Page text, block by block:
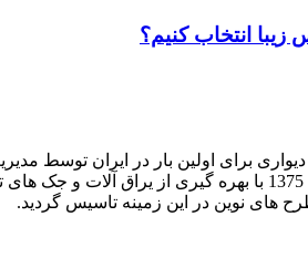
انتخاب کنیم؟
طرح های نوین در این زمینه تاسیس گردید.